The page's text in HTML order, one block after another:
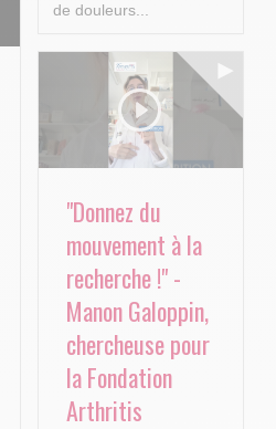
de douleurs...
"Donnez du
mouvement à la
recherche !" -
Manon Galoppin,
chercheuse pour
la Fondation
Arthritis